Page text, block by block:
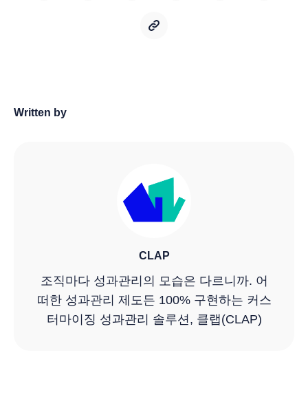
Written by
CLAP
조직마다 성과관리의 모습은 다르니까. 어
떠한 성과관리 제도든 100% 구현하는 커스
터마이징 성과관리 솔루션, 클랩(CLAP)